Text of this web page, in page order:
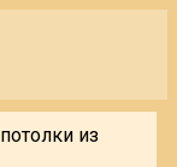
из